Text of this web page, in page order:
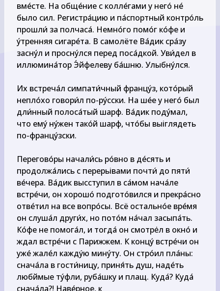
вме́сте. На обще́ние с колле́гами у него́ не́
было сил. Регистра́цию и па́спортный контро́ль
прошли́ за полчаса́. Немно́го помо́г ко́фе и
у́тренняя сигаре́та. В самолёте Ва́дик сра́зу
засну́л и просну́лся перед поса́дкой. Уви́дел в
иллюмина́тор Э́йфелеву ба́шню. Улыбну́лся.
Их встреча́л симпати́чный францу́з, кото́рый
непло́хо говори́л по-ру́сски. На ше́e у него́ был
дли́нный полоса́тый шарф. Ва́дик поду́мал,
что ему́ ну́жен тако́й шарф, что́бы выіглядеть
по-францу́зски.
Перегово́ры начали́сь ро́вно в де́сять и
продолжа́лись с перерьівами почти́ до пяти́
ве́чера. Ва́дик высступил в са́мом нача́ле
встре́чи, он хорошо́ подгото́вился и прекра́сно
отве́тил на все вопро́сы. Всё остально́e вре́мя
он слуша́л други́x, но пото́м на́чал засыпа́ть.
Ко́фе не помога́л, и тогда́ он смотре̇л в окно́ и
ждал встре́чи с Парижжем. К концу́ встре́чи он
ужé жале́л каждýю мину́ту. Он стро́ил пла́ны:
снача́ла в гости́ницу, приня́ть душ, наде́ть
любймые ту́фли, руба́шку и плащ. Куда́? Куда́
снача́ла?! Наве́рное, к